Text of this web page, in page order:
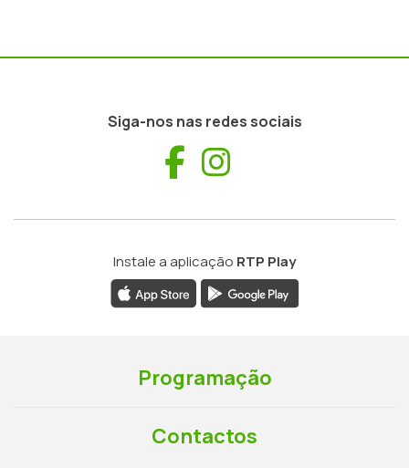
Siga-nos nas redes sociais
Facebook
Instale a aplicação RTP Play
Programação
Contactos